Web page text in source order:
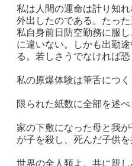
私は人間の運命は計り知
外出したのである。たっ
私自身前日防空勤務に服
に違いない。しかも出勤
る。若しさうでなければ
私の原爆体験は筆舌につく
限られた紙数に全部を述
家の下敷になった母と我
が子を殺し、死んだ子供
世界の全人類よ。共に親